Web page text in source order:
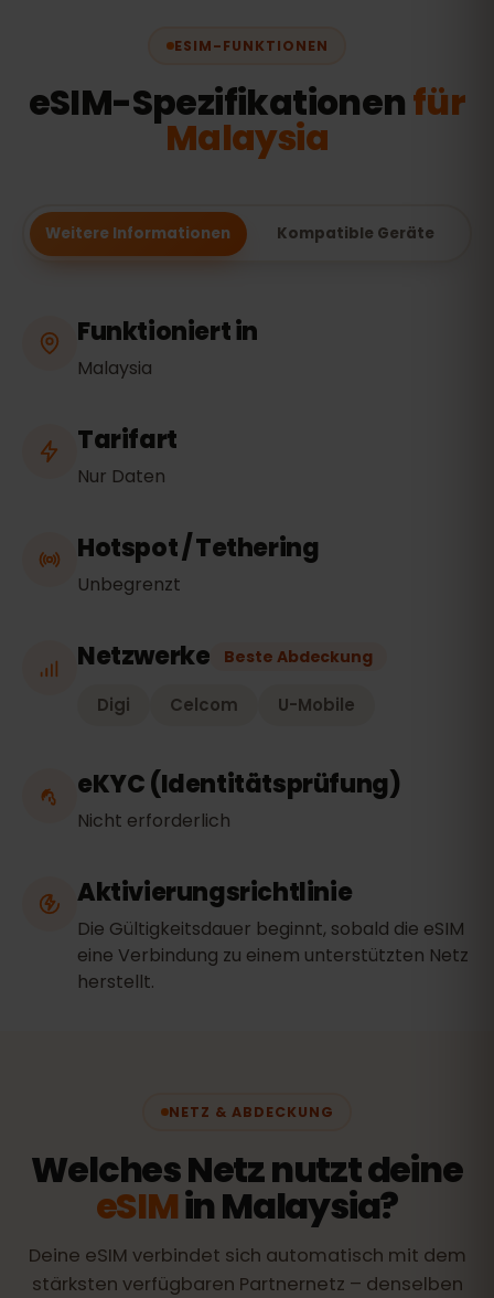
ESIM-FUNKTIONEN
eSIM-Spezifikationenfür
Malaysia
Weitere Informationen Kompatible Geräte
Funktioniert in
Malaysia
Tarifart
Nur Daten
Hotspot / Tethering
Unbegrenzt
Netzwerke Beste Abdeckung
Digi Celcom U-Mobile
eKYC (Identitätsprüfung)
Nicht erforderlich
Aktivierungsrichtlinie
Die Gültigkeitsdauer beginnt, sobald die eSIM
eine Verbindung zu einem unterstützten Netz
herstellt.
NETZ & ABDECKUNG
Welches Netz nutzt deine
eSIMin Malaysia?
Deine eSIM verbindet sich automatisch mit dem
stärksten verfügbaren Partnernetz – denselben